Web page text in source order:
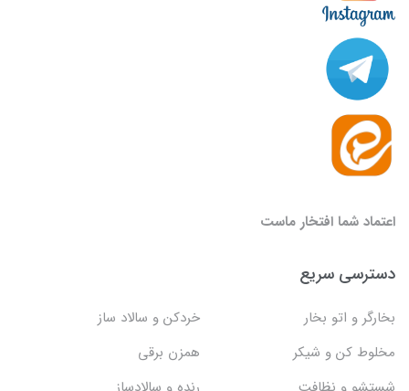
اعتماد شما افتخار ماست
دسترسی سریع
بخارگر و اتو بخار
خردکن و سالاد ساز
مخلوط کن و شیکر
همزن برقی